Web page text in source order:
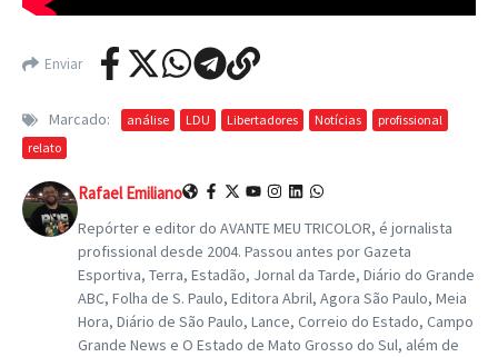
Enviar
Marcado: análise LDU Libertadores Notícias
profissional
relato
Rafael Emiliano
Repórter e editor do AVANTE MEU TRICOLOR, é jornalista
profissional desde 2004. Passou antes por Gazeta
Esportiva, Terra, Estadão, Jornal da Tarde, Diário do Grande
ABC, Folha de S. Paulo, Editora Abril, Agora São Paulo, Meia
Hora, Diário de São Paulo, Lance, Correio do Estado, Campo
Grande News e O Estado de Mato Grosso do Sul, além de